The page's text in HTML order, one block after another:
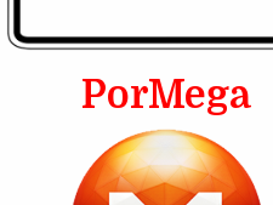
PorMega